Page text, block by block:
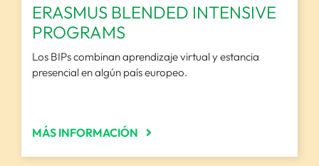
ERASMUS BLENDED INTENSIVE
PROGRAMS
Los BIPs combinan aprendizaje virtual y estancia
presencial en algún país europeo.
MÁS INFORMACIÓN